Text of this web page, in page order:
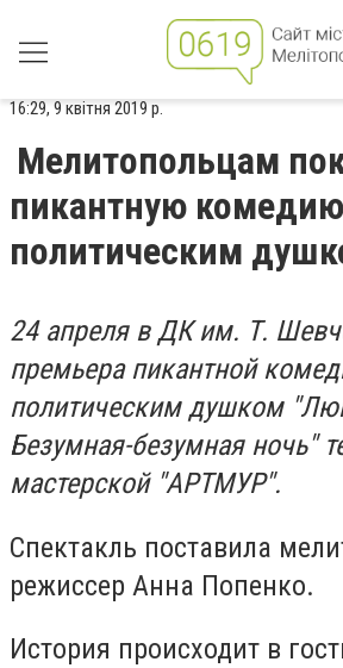
16:29, 9 квітня 2019 р.
Мелитопольцам
пикантную
политическим
24 апреля в ДК им. Т.
премьера пикантной
политическим душком
Безумная-безумная ночь"
мастерской "АРТМУР".
Спектакль поставила
режиссер Анна Попенко.
История происходит в